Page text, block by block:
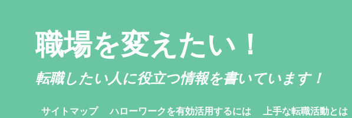
職場を変えたい！
転職したい人に役立つ情報を書いています！
サイトマップ ハローワークを有効活用するには 上手な転職活動とは